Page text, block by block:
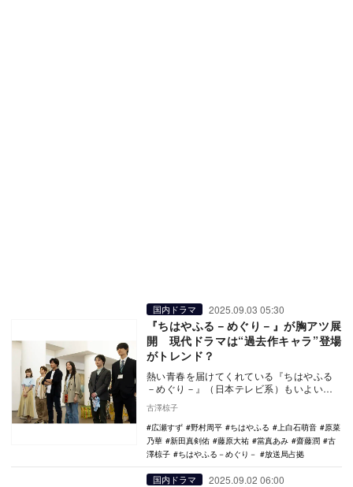
国内ドラマ 2025.09.03 05:30
『ちはやふる－めぐり－』が胸アツ展
開 現代ドラマは“過去作キャラ”登場
がトレンド？
熱い青春を届けてくれている『ちはやふる
－めぐり－』（日本テレビ系）もいよいよ
る』3部作で活…
古澤椋子
広瀬すず
野村周平 ちはやふる 上白石萌音
原菜
乃華
新田真剣佑 藤原大祐 當真あみ 齋藤潤
古
澤椋子
ちはやふる－めぐり－ 放送局占拠
国内ドラマ 2025.09.02 06:00